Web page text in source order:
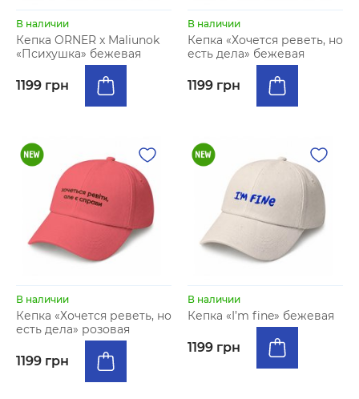
В наличии
Кепка ORNER x Maliunok
«Психушка» бежевая
1199 грн
В наличии
Кепка «Хочется реветь, но
есть дела» бежевая
1199 грн
В наличии
Кепка «Хочется реветь, но
есть дела» розовая
1199 грн
В наличии
Кепка «I’m fine» бежевая
1199 грн